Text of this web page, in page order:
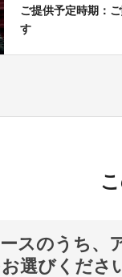
ご提供予定時期：
す
スのうち、
選びくださ